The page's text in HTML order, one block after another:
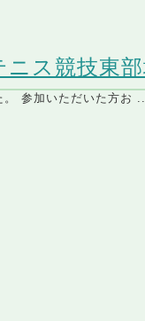
ス競技東部
参加いただいた方お